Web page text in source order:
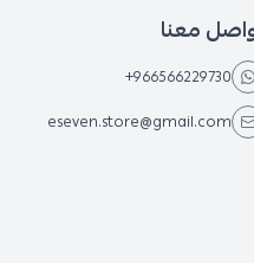
معنا
+966566229730
eseven.store@gmail.com